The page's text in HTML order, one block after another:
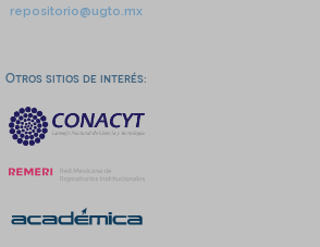
repositorio@ugto.mx
Otros sitios de interés: